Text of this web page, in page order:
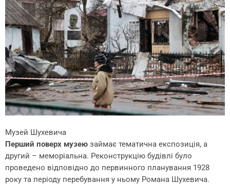
Музей Шухевича
Перший поверх музею займає тематична експозиція, а
другий – меморіальна. Реконструкцію будівлі було
проведено відповідно до первинного планування 1928
року та періоду перебування у ньому Романа Шухевича.